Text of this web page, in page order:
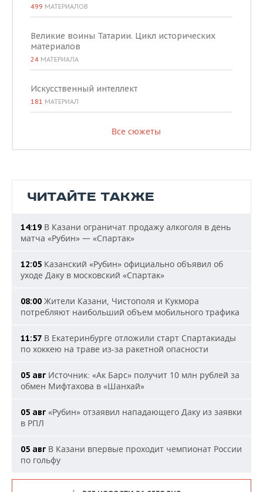
499 МАТЕРИАЛОВ
Великие воины Татарии. Цикл исторических
материалов
24 МАТЕРИАЛА
Искусственный интеллект
181 МАТЕРИАЛ
Все сюжеты
ЧИТАЙТЕ ТАКЖЕ
14:19 В Казани ограничат продажу алкоголя в день
матча «Рубин» — «Спартак»
12:05 Казанский «Рубин» официально объявил об
уходе Даку в московский «Спартак»
08:00 Жители Казани, Чистополя и Кукмора
потребляют наибольший объем мобильного трафика
11:57 В Екатеринбурге отложили старт Спартакиады
по хоккею на траве из-за ракетной опасности
05 авг Источник: «Ак Барс» получит 10 млн рублей за
обмен Мифтахова в «Шанхай»
05 авг «Рубин» отзаявил нападающего Даку из заявки
в РПЛ
05 авг В Казани впервые проходит чемпионат России
по гольфу